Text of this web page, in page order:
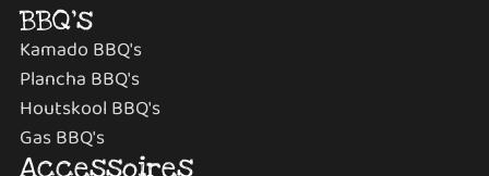
BBQ's
Kamado BBQ's
Plancha BBQ's
Houtskool BBQ's
Gas BBQ's
Accessoires